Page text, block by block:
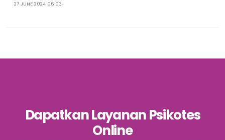
27 JUNE 2024 06:03
Dapatkan Layanan Psikotes
Online